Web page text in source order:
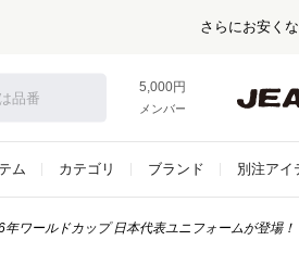
5,000円以上お買い上げで
メンバー登録でお得な情報を
ム カテゴリ ブランド 別注アイ
ワールドカップ 日本代表ユニフォームが登場！